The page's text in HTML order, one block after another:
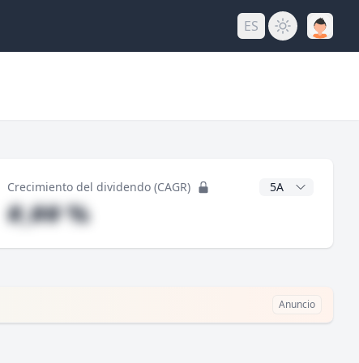
ES
Crecimiento del dividendo (CAGR) Años CAGR
#,## %
Anuncio